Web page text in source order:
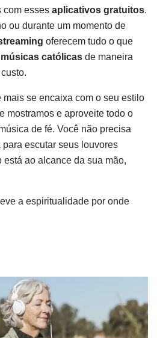
com esses aplicativos gratuitos.
ou durante um momento de
oferecem tudo o que
católicas de maneira
se encaixa com o seu estilo
mostramos e aproveite todo o
de fé. Você não precisa
escutar seus louvores
ao alcance da sua mão,
a espiritualidade por onde